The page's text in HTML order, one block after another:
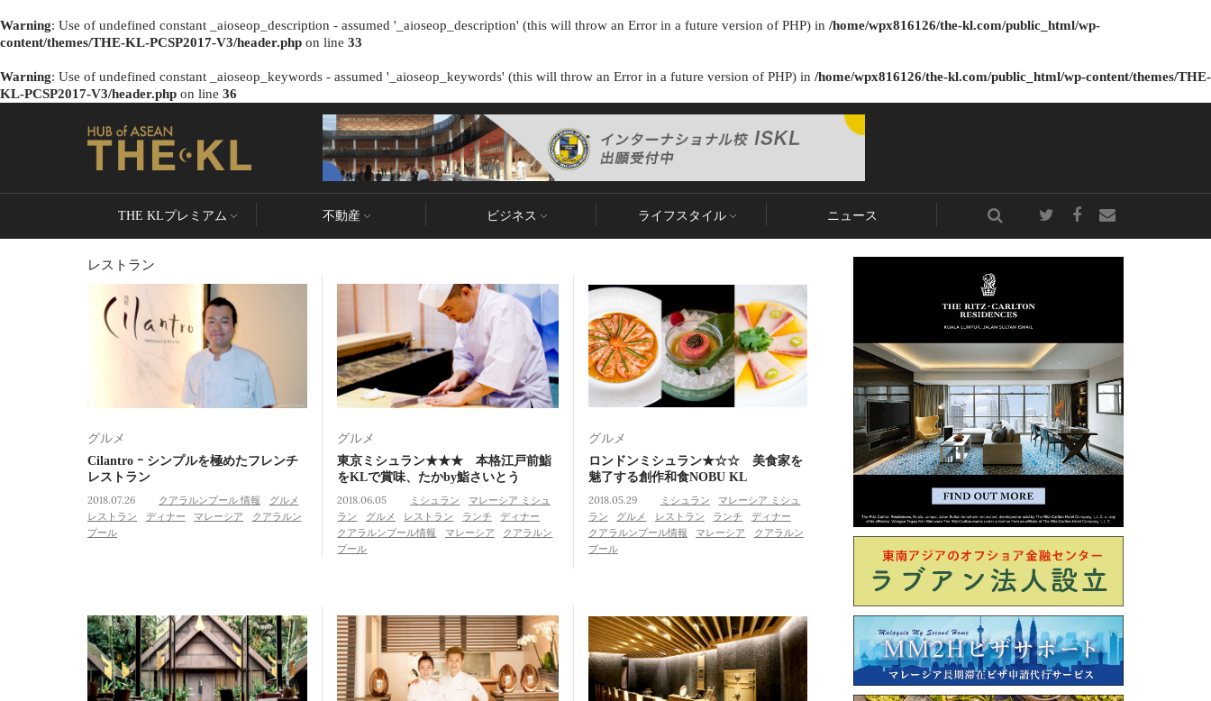
Warning: Use of undefined constant _aioseop_description - assumed '_aioseop_description' (this will throw an Error in a future version of PHP) in /home/wpx816126/the-kl.com/public_html/wp-
content/themes/THE-KL-PCSP2017-V3/header.php on line 33
Warning: Use of undefined constant _aioseop_keywords - assumed '_aioseop_keywords' (this will throw an Error in a future version of PHP) in /home/wpx816126/the-kl.com/public_html/wp-content/themes/THE-
KL-PCSP2017-V3/header.php on line 36
THE KLプレミアム 不動産 ビジネス ライフスタイル ニュース
レストラン
グルメ
Cilantro ｰ シンプルを極めたフレンチ
レストラン
2018.07.26 クアラルンプール 情報
グルメ
レストラン
ディナー マレーシア
クアラルン
プール
グルメ
東京ミシュラン★★★ 本格江戸前鮨
をKLで賞味、たかby鮨さいとう
2018.06.05 ミシュラン
マレーシア ミシュ
ラン
グルメ レストラン ランチ
ディナー
クアラルンプール情報
マレーシア
クアラルン
プール
グルメ
ロンドンミシュラン★☆☆ 美食家を
魅了する創作和食NOBU KL
2018.05.29 ミシュラン
マレーシア ミシュ
ラン
グルメ レストラン ランチ
ディナー
クアラルンプール情報
マレーシア
クアラルン
プール